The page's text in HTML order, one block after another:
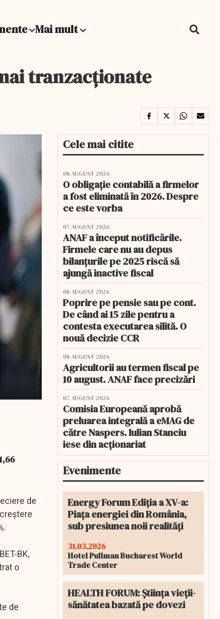
Mai mult
tranzacționate
de
BK,
o
de
Cele mai citite
08 AUGUST 2026
O obligație contabilă a firmelor
a fost eliminată în 2026. Despre
ce este vorba
07 AUGUST 2026
ANAF a început notificările.
Firmele care nu au depus
bilanțurile pe 2025 riscă să
ajungă inactive fiscal
08 AUGUST 2026
Poprire pe pensie sau pe cont.
De când ai 15 zile pentru a
contesta executarea silită. O
nouă decizie CCR
08 AUGUST 2026
Agricultorii au termen fiscal pe
10 august. ANAF face precizări
07 AUGUST 2026
Comisia Europeană aprobă
preluarea integrală a eMAG de
către Naspers. Iulian Stanciu
iese din acționariat
Evenimente
Energy Forum Ediția a XV-a:
Piața energiei din România,
sub presiunea noii realități
31.03.2026
Hotel Pullman Bucharest World
Trade Center
HEALTH FORUM: Știința vieții-
sănătatea bazată pe dovezi